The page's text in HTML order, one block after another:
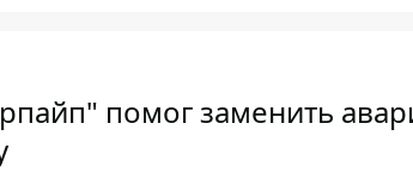
помог заменить